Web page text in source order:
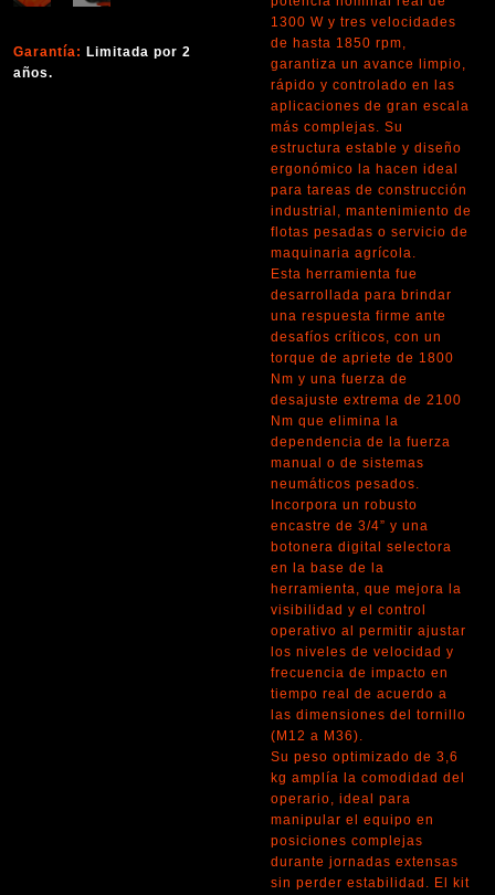
Garantía: Limitada por 2
años.
1300 W y tres velocidades
de hasta 1850 rpm,
garantiza un avance limpio,
rápido y controlado en las
aplicaciones de gran escala
más complejas. Su
estructura estable y diseño
ergonómico la hacen ideal
para tareas de construcción
industrial, mantenimiento de
flotas pesadas o servicio de
maquinaria agrícola.
Esta herramienta fue
desarrollada para brindar
una respuesta firme ante
desafíos críticos, con un
torque de apriete de 1800
Nm y una fuerza de
desajuste extrema de 2100
Nm que elimina la
dependencia de la fuerza
manual o de sistemas
neumáticos pesados.
Incorpora un robusto
encastre de 3/4” y una
botonera digital selectora
en la base de la
herramienta, que mejora la
visibilidad y el control
operativo al permitir ajustar
los niveles de velocidad y
frecuencia de impacto en
tiempo real de acuerdo a
las dimensiones del tornillo
(M12 a M36).
Su peso optimizado de 3,6
kg amplía la comodidad del
operario, ideal para
manipular el equipo en
posiciones complejas
durante jornadas extensas
sin perder estabilidad. El kit